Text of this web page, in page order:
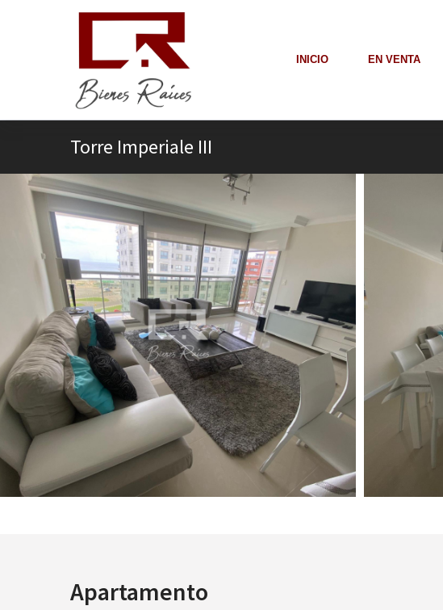
INICIO EN VENTA
Torre Imperiale III
Apartamento